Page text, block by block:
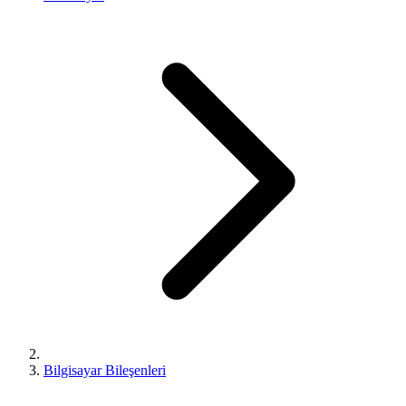
Bilgisayar Bileşenleri